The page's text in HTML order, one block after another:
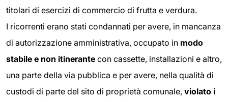
titolari di esercizi di commercio di frutta e verdura.
I ricorrenti erano stati condannati per avere, in mancanza
di autorizzazione amministrativa, occupato in modo
stabile e non itinerante con cassette, installazioni e altro,
una parte della via pubblica e per avere, nella qualità di
custodi di parte del sito di proprietà comunale, violato i